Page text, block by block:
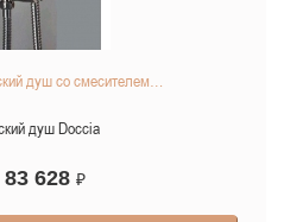
душ со смесителем…
душ Doccia
83 628 ₽